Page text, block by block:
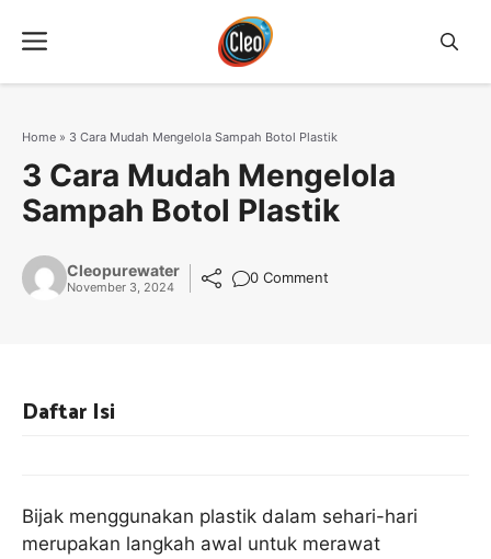
Menu
Home » 3 Cara Mudah Mengelola Sampah Botol Plastik
3 Cara Mudah Mengelola
Sampah Botol Plastik
Cleopurewater
November 3, 2024
0 Comment
Bijak menggunakan plastik dalam sehari-hari
merupakan langkah awal untuk merawat
Daftar Isi